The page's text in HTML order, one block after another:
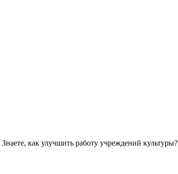
как улучшить работу учреждений культуры?